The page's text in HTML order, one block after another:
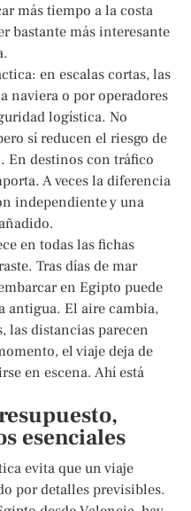
más tiempo a la costa
bastante más interesante
en escalas cortas, las
naviera o por operadores
logística. No
sí reducen el riesgo de
En destinos con tráfico
A veces la diferencia
independiente y una
en todas las fichas
Tras días de mar
en Egipto puede
antigua. El aire cambia,
las distancias parecen
el viaje deja de
en escena. Ahí está
esenciales
evita que un viaje
por detalles previsibles.